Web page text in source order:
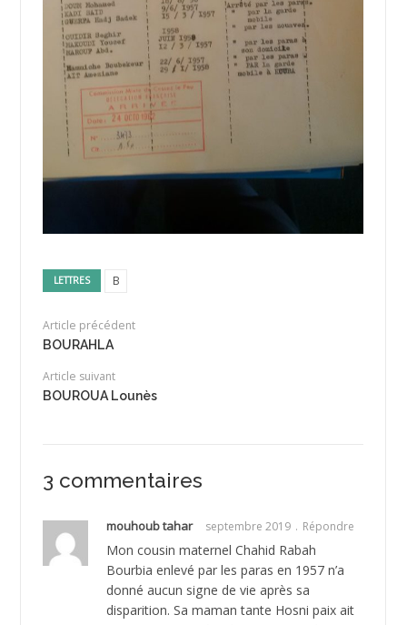
LETTRES B
Article précédent
BOURAHLA
Article suivant
BOUROUA Lounès
3 commentaires
mouhoub tahar septembre 2019 Répondre
Mon cousin maternel Chahid Rabah
Bourbia enlevé par les paras en 1957 n’a
donné aucun signe de vie après sa
disparition. Sa maman tante Hosni paix ait